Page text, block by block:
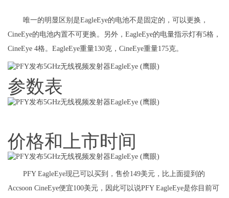
唯一的明显区别是EagleEye的电池不是固定的，可以更换，
CineEye的电池内置不可更换。另外，EagleEye的电量指示灯有5格，
CineEye 4格。EagleEye重量130克，CineEye重量175克。
参数表
价格和上市时间
PFY EagleEye现已可以买到，售价149美元，比上面提到的
Accsoon CineEye便宜100美元，因此可以说PFY EagleEye是你目前可